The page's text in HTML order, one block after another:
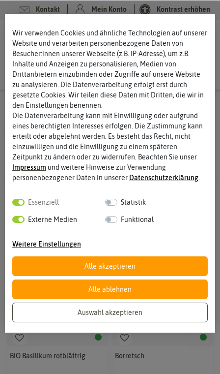
Kontakt Mein Konto Kontrast erhöhen
0 0
SaatgutKräutersamen Basilikumsamen
3 ErgebnisseGefunden in Basilikumsamen
-50%
BIO Basilikum rotblättrig
-50%
Borretsch
Filter
Wir verwenden Cookies und ähnliche Technologien auf unserer
Website und verarbeiten personenbezogene Daten von
Besucher:innen unserer Webseite (z.B. IP-Adresse), um z.B.
Inhalte und Anzeigen zu personalisieren, Medien von
Drittanbietern einzubinden oder Zugriffe auf unsere Website
zu analysieren. Die Datenverarbeitung erfolgt erst durch
gesetzte Cookies. Wir teilen diese Daten mit Dritten, die wir in
den Einstellungen benennen.
Die Datenverarbeitung kann mit Einwilligung oder aufgrund
eines berechtigten Interesses erfolgen. Die Zustimmung kann
erteilt oder abgelehnt werden. Es besteht das Recht, nicht
einzuwilligen und die Einwilligung zu einem späteren
Zeitpunkt zu ändern oder zu widerrufen. Beachten Sie unser
Impressum und weitere Hinweise zur Verwendung
personenbezogener Daten in unserer Daten­schutz­erklärung
Essenziell Statistik
Externe Medien Funktional
Weitere Einstellungen
Alle akzeptieren
Alle ablehnen
Auswahl akzeptieren